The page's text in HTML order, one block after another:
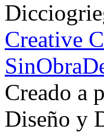
Creative
Creado a
Diseño y